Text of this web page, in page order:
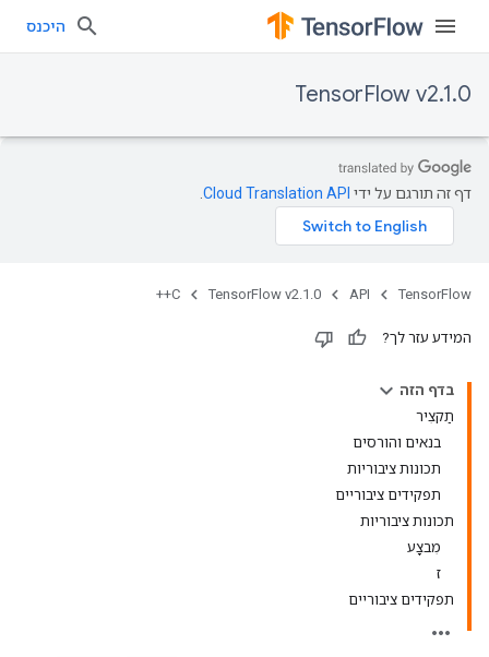
היכנס
TensorFlow v2.1.0
דף זה תורגם על ידי Cloud Translation API
TensorFlow
API
TensorFlow v2.1.0
C++
המידע עזר לך?
בדף הזה
תַקצִיר
בנאים והורסים
תכונות ציבוריות
תפקידים ציבוריים
תכונות ציבוריות
מִבצָע
ז
תפקידים ציבוריים